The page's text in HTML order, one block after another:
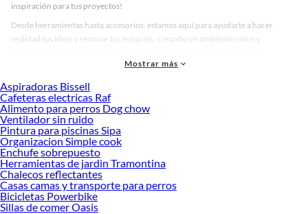
inspiración para tus proyectos!
Desde herramientas hasta accesorios, estamos aquí para ayudarte a hacer
realidad tus ideas y renovar tus espacios, creando un ambiente único y
accesorios de calidad que te ayudarán a crear un espacio más tú.
Desde remodelaciones hasta proyectos de decoración, estamos aquí para hacer
tus ideas realidad. ¡Visítanos y encuentra todo lo que tenemos para ofrecerte en
Textil baño!
Explora la variedad de productos de Textil baño en Sodimac
Herramientas, materiales y accesorios de calidad para tus proyectos y
renovación de espacios. ¡Visítanos y descubre todo lo que tenemos para
ofrecerte!
Encuentra una amplia variedad de productos de Textil baño en Sodimac.
Mostrar más
Aspiradoras Bissell
Cafeteras electricas Raf
Alimento para perros Dog chow
Ventilador sin ruido
Pintura para piscinas Sipa
Organizacion Simple cook
Enchufe sobrepuesto
Herramientas de jardin Tramontina
Chalecos reflectantes
Casas camas y transporte para perros
Bicicletas Powerbike
Sillas de comer Oasis